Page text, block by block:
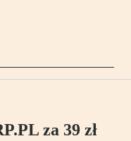
za 39 zł